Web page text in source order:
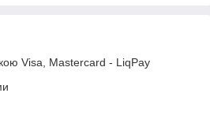
Visa, Mastercard - LiqPay